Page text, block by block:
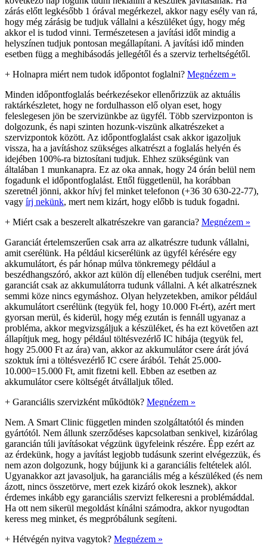
zárás előtt legkésőbb 1 órával megérkezel, akkor nagy esély van rá,
hogy még zárásig be tudjuk vállalni a készüléket úgy, hogy még
akkor el is tudod vinni. Természetesen a javítási időt mindig a
helyszínen tudjuk pontosan megállapítani. A javítási idő minden
esetben függ a meghibásodás jellegétől és a szerviz terheltségétől.
+ Holnapra miért nem tudok időpontot foglalni? Megnézem »
Minden időpontfoglalás beérkezésekor ellenőrizzük az aktuális
raktárkészletet, hogy ne fordulhasson elő olyan eset, hogy
feleslegesen jön be szervizünkbe az ügyfél. Több szervizponton is
dolgozunk, és napi szinten hozunk-viszünk alkatrészeket a
szervizpontok között. Az időpontfoglalást csak akkor igazoljuk
vissza, ha a javításhoz szükséges alkatrészt a foglalás helyén és
idejében 100%-ra biztosítani tudjuk. Ehhez szükségünk van
általában 1 munkanapra. Ez az oka annak, hogy 24 órán belül nem
fogadunk el időpontfoglalást. Ettől függetlenül, ha korábban
szeretnél jönni, akkor hívj fel minket telefonon (+36 30 630-22-77),
vagy írj nekünk, mert nem kizárt, hogy előbb is tuduk fogadni.
+ Miért csak a beszerelt alkatrészekre van garancia? Megnézem »
Garanciát értelemszerűen csak arra az alkatrészre tudunk vállalni,
amit cserélünk. Ha például kicserélünk az ügyfél kérésére egy
akkumulátort, és pár hónap múlva tönkremegy például a
beszédhangszóró, akkor azt külön díj ellenében tudjuk cserélni, mert
garanciát csak az akkumulátorra tudunk vállalni. A két alkatrésznek
semmi köze nincs egymáshoz. Olyan helyzetekben, amikor például
akkumulátort cserélünk (tegyük fel, hogy 10.000 Ft-ért), azért mert
gyorsan merül, és kiderül, hogy még ezután is fennáll ugyanaz a
probléma, akkor megvizsgáljuk a készüléket, és ha ezt követően azt
állapítjuk meg, hogy például töltésvezérlő IC hibája (tegyük fel,
hogy 25.000 Ft az ára) van, akkor az akkumulátor csere árát jóvá
szoktuk írni a töltésvezérlő IC csere árából. Tehát 25.000-
10.000=15.000 Ft, amit fizetni kell. Ebben az esetben az
akkumulátor csere költségét átvállaljuk tőled.
+ Garanciális szervizként működtök? Megnézem »
Nem. A Smart Clinic független minden szolgáltatótól és minden
gyártótól. Nem állunk szerződéses kapcsolatban senkivel, kizárólag
garancián túli javításokat végzünk ügyfeleink részére. Épp ezért az
az érdekünk, hogy a javítást legjobb tudásunk szerint elvégezzük, és
nem azon dolgozunk, hogy bújjunk ki a garanciális feltételek alól.
Ugyanakkor azt javasoljuk, ha garanciális még a készüléked (és nem
ázott, nincs összetörve, mert ezek kizáró okok lesznek), akkor
érdemes inkább egy garanciális szervizt felkeresni a problémáddal.
Ha ott nem sikerül megoldást kínálni számodra, akkor nyugodtan
keress meg minket, és megpróbálunk segíteni.
+ Hétvégén nyitva vagytok? Megnézem »